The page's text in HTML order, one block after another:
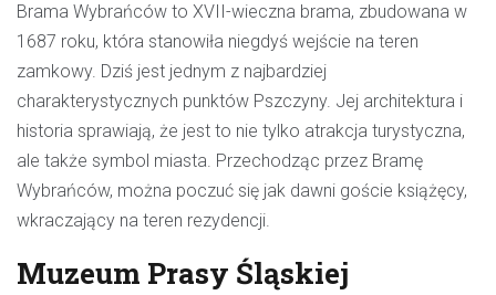
Brama Wybrańców to XVII-wieczna brama, zbudowana w
1687 roku, która stanowiła niegdyś wejście na teren
zamkowy. Dziś jest jednym z najbardziej
charakterystycznych punktów Pszczyny. Jej architektura i
historia sprawiają, że jest to nie tylko atrakcja turystyczna,
ale także symbol miasta. Przechodząc przez Bramę
Wybrańców, można poczuć się jak dawni goście książęcy,
wkraczający na teren rezydencji.
Muzeum Prasy Śląskiej